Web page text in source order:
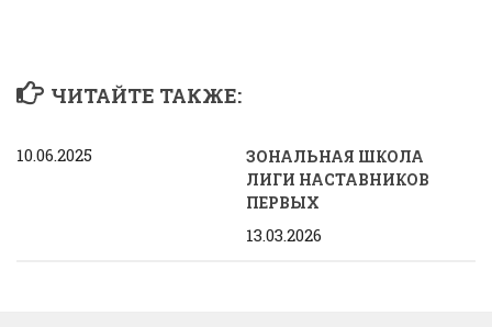
ЧИТАЙТЕ ТАКЖЕ:
10.06.2025
ЗОНАЛЬНАЯ ШКОЛА
ЛИГИ НАСТАВНИКОВ
ПЕРВЫХ
13.03.2026